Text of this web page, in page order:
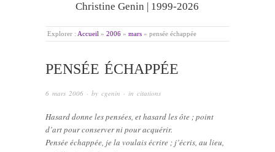
Christine Genin | 1999-2026
Explorer : Accueil » 2006 » mars » pensée échappée
PENSÉE ÉCHAPPÉE
6 mars 2006 · by cgenin · in citations
Hasard donne les pensées, et hasard les ôte ; point
d’art pour conserver ni pour acquérir.
Pensée échappée, je la voulais écrire ; j’écris, au lieu,